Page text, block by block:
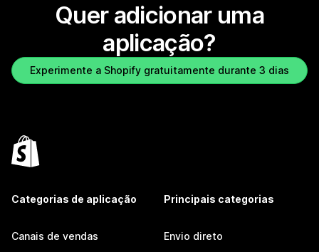
Quer adicionar uma
aplicação?
Experimente a Shopify gratuitamente durante 3 dias
Categorias de aplicação
Canais de vendas
Principais categorias
Envio direto